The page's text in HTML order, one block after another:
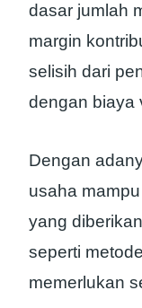
dasar jumlah
margin
selisih dari
dengan biaya
Dengan
usaha
yang
seperti
memerlukan